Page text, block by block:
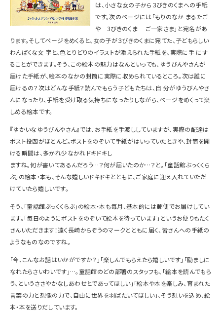
は、小さな女の子から３びきのくまへの手紙
です。次のページには「もりのなか まるたご
や 3びきのくま ご一家さま」と宛名があ
ります。そしてページをめくると、女の子が３びきのくまに宛てた、子どもらしい
わんぱくな文 字と、色とりどりのイラストが添えられた手紙を、実際に手 にす
ることができます。そう、この絵本の魅力はなんといっても、ゆうびんやさんが
届けた手紙が、絵本のなかの封筒に実際に収められているところ。次は誰に
届けるの？次はどんな手紙？読んでもらう子どもたちは、自 分がゆうびんやさ
んになったり、手紙を受け取る気持ちになったりしながら、ページをめくって楽
しめる絵本です。
『ゆかいなゆうびんやさん』では、お手紙を手渡ししていますが、実際の配達は
ポスト投函がほとんど。ポストをのぞいて手紙がはいっていたときや、封筒を開
ける瞬間は、多かれ少なかれドキドキし
ますね。何が書いてあるんだろう…？何が届いたのか…？と。「童話館ぶっくくら
ぶ」の絵本・本も、そんな嬉しいドキドキとともに、ご家庭に迎え入れていただ
けていたら嬉しいです。
そう、「童話館ぶっくくらぶ」の絵本・本も毎月、基本的には郵便でお届けしてい
ます。「毎日のようにポストをのぞいて絵本を待っています」というお便りもたく
さんいただきます！遠く長崎からぞうのマークとともに届く、皆さんへの手紙の
ようなものなのですね。
「今、こんなお話はいかがですか？」「楽しんでもらえたら嬉しいです」「励ましに
なれたらさいわいです」…。童話館のどの部署のスタッフも、「絵本を読んでもら
う、というささやかなしあわせとであってほしい」「絵本や本を楽しみ、育まれた
言葉の力と想像の力で、自由に世界を羽ばたいてほしい」、そう想いを込め、絵
本・本を送りだしています。